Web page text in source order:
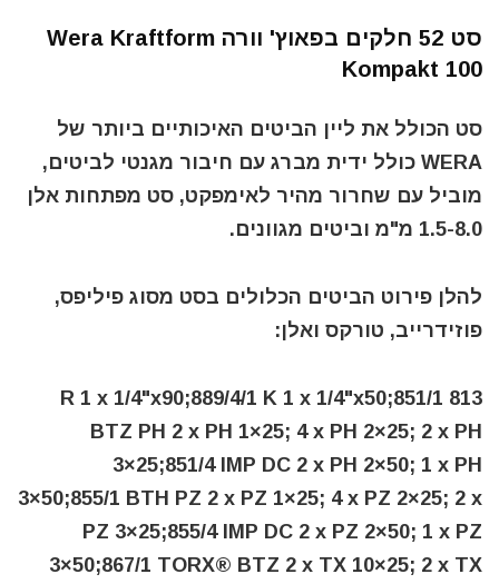
סט 52 חלקים בפאוץ' וורה Wera Kraftform
Kompakt 100
סט הכולל את ליין הביטים האיכותיים ביותר של
WERA כולל ידית מברג עם חיבור מגנטי לביטים,
מוביל עם שחרור מהיר לאימפקט, סט מפתחות אלן
1.5-8.0 מ"מ וביטים מגוונים.
להלן פירוט הביטים הכלולים בסט מסוג פיליפס,
פוזידרייב, טורקס ואלן:
813 R 1 x 1/4"x90;889/4/1 K 1 x 1/4"x50;851/1
BTZ PH 2 x PH 1×25; 4 x PH 2×25; 2 x PH
3×25;851/4 IMP DC 2 x PH 2×50; 1 x PH
3×50;855/1 BTH PZ 2 x PZ 1×25; 4 x PZ 2×25; 2 x
PZ 3×25;855/4 IMP DC 2 x PZ 2×50; 1 x PZ
3×50;867/1 TORX® BTZ 2 x TX 10×25; 2 x TX